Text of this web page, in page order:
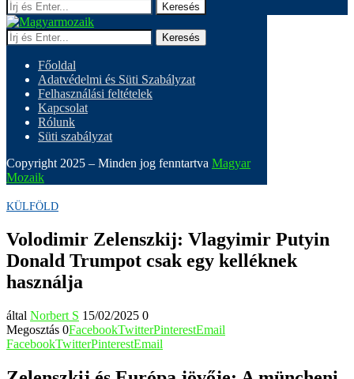
Keresés
Keresés
Főoldal
Adatvédelmi és Süti Szabályzat
Felhasználási feltételek
Kapcsolat
Rólunk
Süti szabályzat
Copyright 2025 – Minden jog fenntartva Magyar
Mozaik
KÜLFÖLD
Volodimir Zelenszkij: Vlagyimir Putyin
Donald Trumpot csak egy kelléknek
használja
által Norbert S 15/02/2025 0
Megosztás 0FacebookTwitterPinterestEmail
FacebookTwitterPinterestEmail